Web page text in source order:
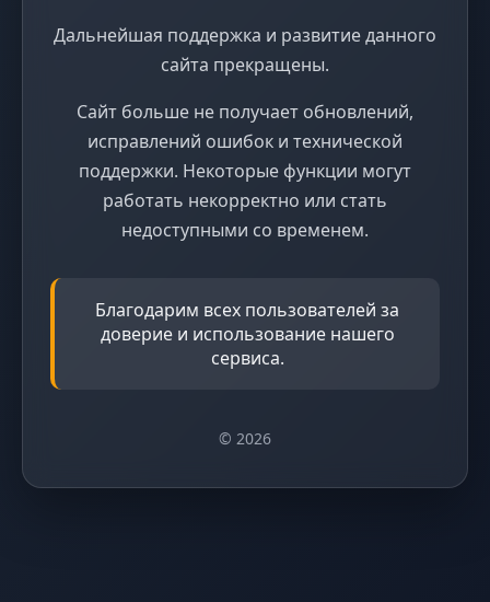
Дальнейшая поддержка и развитие данного
сайта прекращены.
Сайт больше не получает обновлений,
исправлений ошибок и технической
поддержки. Некоторые функции могут
работать некорректно или стать
недоступными со временем.
Благодарим всех пользователей за
доверие и использование нашего
сервиса.
© 2026